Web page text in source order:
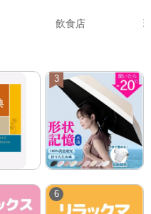
飲食店